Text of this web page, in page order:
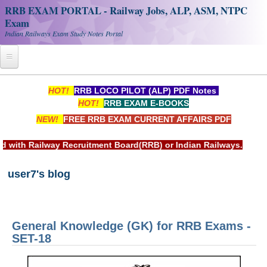
RRB EXAM PORTAL - Railway Jobs, ALP, ASM, NTPC
Exam
Indian Railways Exam Study Notes Portal
RRB Official Helpline
Study Notes
RRB NTPC CBT PDF Notes
HOT! RRB LOCO PILOT (ALP) PDF Notes
HOT! RRB EXAM E-BOOKS
NEW! FREE RRB EXAM CURRENT AFFAIRS PDF
Board(RRB) or Indian Railways.
user7's blog
General Knowledge (GK) for RRB Exams -
SET-18